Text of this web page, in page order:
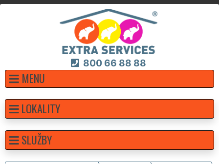
800 66 88 88
MENU
LOKALITY
SLUŽBY